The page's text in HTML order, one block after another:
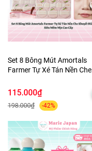
Set 8 Bông Mút Amortals
Farmer Tự Xé Tán Nền Che
Mịn Cao Cấp
115.000₫
198.000₫ -42%